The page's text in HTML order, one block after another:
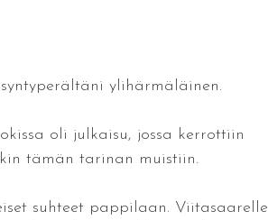
ylihärmäläinen.
oli julkaisu, jossa kerrottiin
tämän tarinan muistiin.
suhteet pappilaan. Viitasaarelle